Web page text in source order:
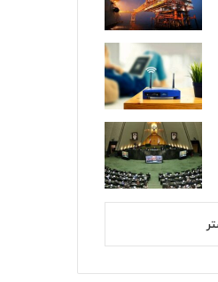
خرداد ۱۰, ۱۴۰۵